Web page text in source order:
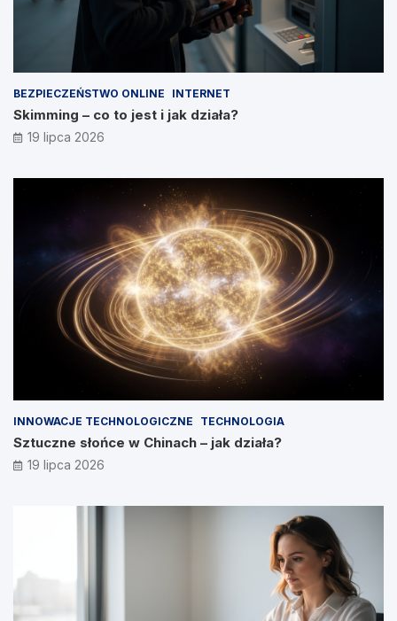
BEZPIECZEŃSTWO ONLINE INTERNET
Skimming – co to jest i jak działa?
19 lipca 2026
INNOWACJE TECHNOLOGICZNE TECHNOLOGIA
Sztuczne słońce w Chinach – jak działa?
19 lipca 2026